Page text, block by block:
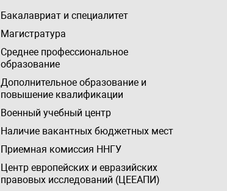
Бакалавриат и специалитет
Магистратура
Среднее профессиональное
образование
Дополнительное образование и
повышение квалификации
Военный учебный центр
Наличие вакантных бюджетных мест
Приемная комиссия ННГУ
Центр европейских и евразийских
правовых исследований (ЦЕЕАПИ)